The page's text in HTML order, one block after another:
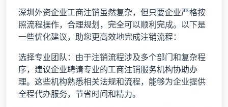
深圳外资企业工商注销虽然复杂，但只要企业严格按
照流程操作，合理规划，完全可以顺利完成。以下是
一些优化建议，助您更高效地完成注销流程：
选择专业团队：由于注销流程涉及多个部门和复杂程
序，建议企业聘请专业的工商注销服务机构协助办
理。这些机构熟悉相关法规和流程，能够为企业提供
全程代办服务，节省时间和精力。